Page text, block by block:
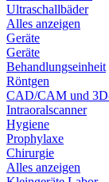
Ultraschallbäder
Alles anzeigen
Geräte
Geräte
Behandlungseinheit
Röntgen
CAD/CAM und
Intraoralscanner
Hygiene
Prophylaxe
Chirurgie
Alles anzeigen